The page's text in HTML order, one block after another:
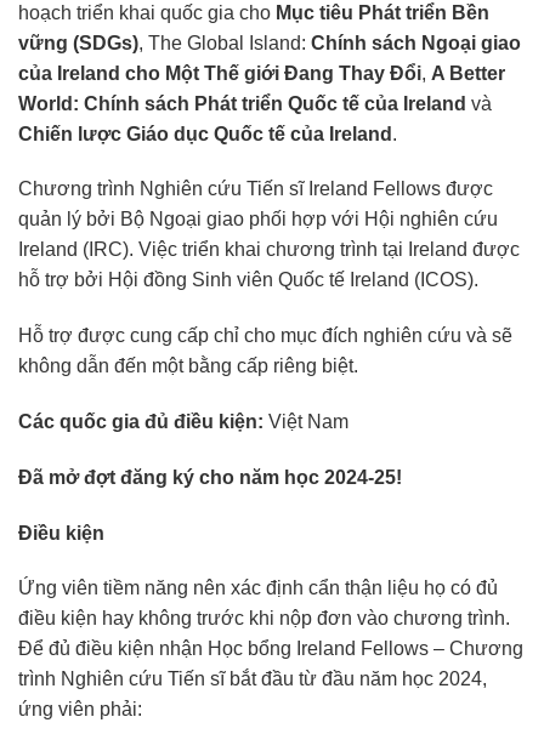
hoạch triển khai quốc gia cho Mục tiêu Phát triển Bền
vững (SDGs), The Global Island: Chính sách Ngoại giao
của Ireland cho Một Thế giới Đang Thay Đổi, A Better
World: Chính sách Phát triển Quốc tế của Ireland và
Chiến lược Giáo dục Quốc tế của Ireland .
Chương trình Nghiên cứu Tiến sĩ Ireland Fellows được
quản lý bởi Bộ Ngoại giao phối hợp với Hội nghiên cứu
Ireland (IRC). Việc triển khai chương trình tại Ireland được
hỗ trợ bởi Hội đồng Sinh viên Quốc tế Ireland (ICOS).
Hỗ trợ được cung cấp chỉ cho mục đích nghiên cứu và sẽ
không dẫn đến một bằng cấp riêng biệt.
Các quốc gia đủ điều kiện: Việt Nam
Đã mở đợt đăng ký cho năm học 2024-25!
Điều kiện
Ứng viên tiềm năng nên xác định cẩn thận liệu họ có đủ
điều kiện hay không trước khi nộp đơn vào chương trình.
Để đủ điều kiện nhận Học bổng Ireland Fellows – Chương
trình Nghiên cứu Tiến sĩ bắt đầu từ đầu năm học 2024,
ứng viên phải: